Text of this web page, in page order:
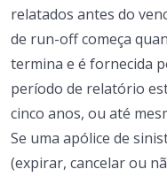
relatados antes do
de run-off começa
termina e é fornecida
período de relatório
cinco anos, ou até
Se uma apólice de
(expirar, cancelar ou